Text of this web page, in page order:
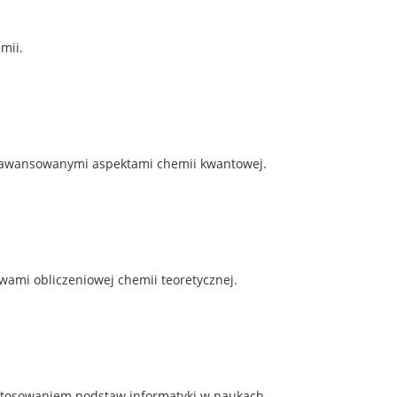
aspektami chemii kwantowej.
obliczeniowej chemii teoretycznej.